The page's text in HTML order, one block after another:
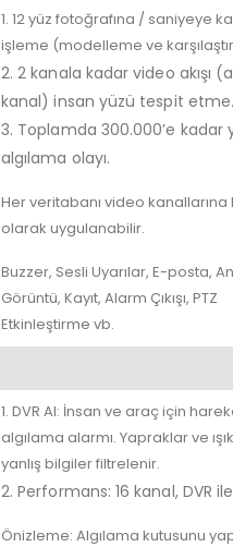
1. 12 yüz fotoğrafına / saniyeye
işleme (modelleme ve
2. 2 kanala kadar video akışı
kanal) insan yüzü tespit etme.
3. Toplamda 300.000’e kadar
algılama olayı.
Her veritabanı video kanallarına
olarak uygulanabilir.
Buzzer, Sesli Uyarılar, E-posta,
Görüntü, Kayıt, Alarm Çıkışı, PTZ
Etkinleştirme vb.
1. DVR AI: İnsan ve araç için
algılama alarmı. Yapraklar ve
yanlış bilgiler filtrelenir.
2. Performans: 16 kanal, DVR
Önizleme: Algılama kutusunu